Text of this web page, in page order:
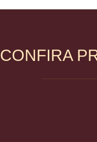
CONFIRA